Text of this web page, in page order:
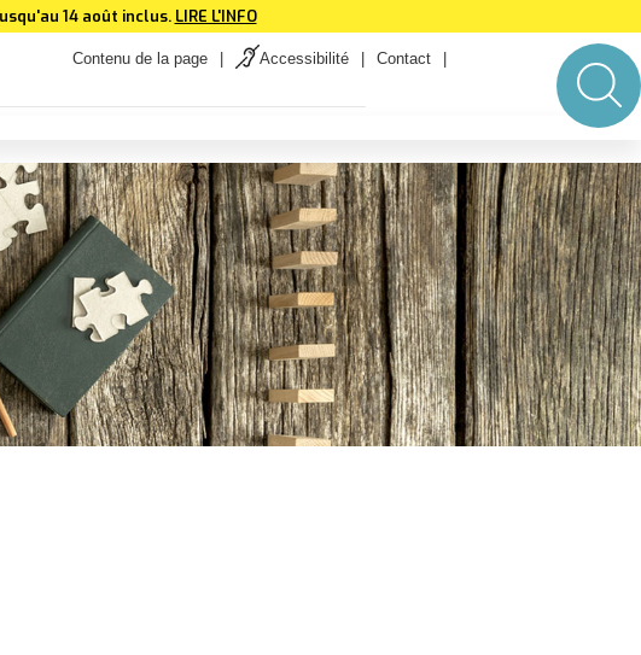
14 août inclus. LIRE L'INFO
Contenu de la page Accessibilité Contact